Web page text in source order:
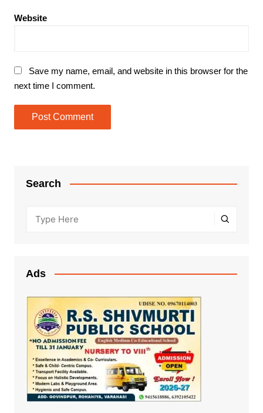
Website
Save my name, email, and website in this browser for the
next time I comment.
Search
Ads